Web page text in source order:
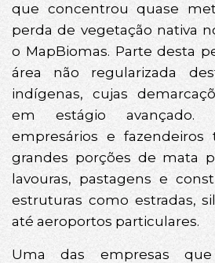
que concentrou quase
perda de vegetação nativa
o MapBiomas. Parte desta
área não regularizada
indígenas, cujas
em estágio avançado.
empresários e fazendeiros
grandes porções de mata
lavouras, pastagens e
estruturas como estradas,
até aeroportos particulares.
Uma das empresas